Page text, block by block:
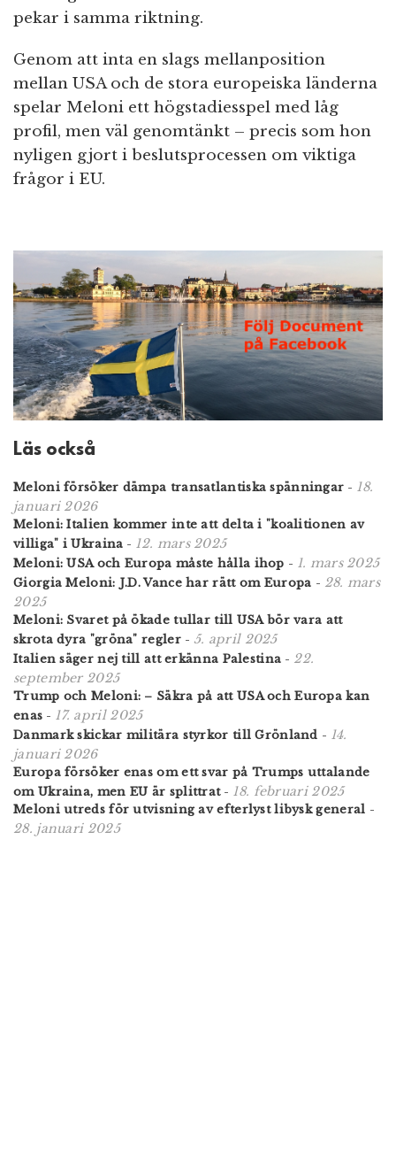
pekar i samma riktning.
Genom att inta en slags mellanposition
mellan USA och de stora europeiska länderna
spelar Meloni ett högstadiesspel med låg
profil, men väl genomtänkt – precis som hon
nyligen gjort i beslutsprocessen om viktiga
frågor i EU.
Läs också
Meloni försöker dämpa transatlantiska spänningar - 18.
januari 2026
Meloni: Italien kommer inte att delta i "koalitionen av
villiga" i Ukraina - 12. mars 2025
Meloni: USA och Europa måste hålla ihop - 1. mars 2025
Giorgia Meloni: J.D. Vance har rätt om Europa - 28. mars
2025
Meloni: Svaret på ökade tullar till USA bör vara att
skrota dyra "gröna" regler- 5. april 2025
Italien säger nej till att erkänna Palestina - 22.
september 2025
Trump och Meloni: – Säkra på att USA och Europa kan
enas - 17. april 2025
Danmark skickar militära styrkor till Grönland - 14.
januari 2026
Europa försöker enas om ett svar på Trumps uttalande
om Ukraina, men EU är splittrat- 18. februari 2025
Meloni utreds för utvisning av efterlyst libysk general -
28. januari 2025